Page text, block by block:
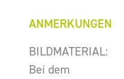
ANMERKUNGEN
BILDMATERIAL:
Bei dem